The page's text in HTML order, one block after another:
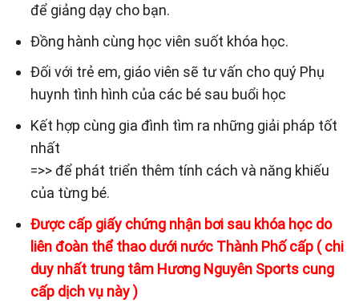
để giảng dạy cho bạn.
Đồng hành cùng học viên suốt khóa học.
Đối với trẻ em, giáo viên sẽ tư vấn cho quý Phụ
huynh tình hình của các bé sau buổi học
Kết hợp cùng gia đình tìm ra những giải pháp tốt
nhất
=>> để phát triển thêm tính cách và năng khiếu
của từng bé.
Được cấp giấy chứng nhận bơi sau khóa học do
liên đoàn thể thao dưới nước Thành Phố cấp ( chi
duy nhất trung tâm Hương Nguyên Sports cung
cấp dịch vụ này )